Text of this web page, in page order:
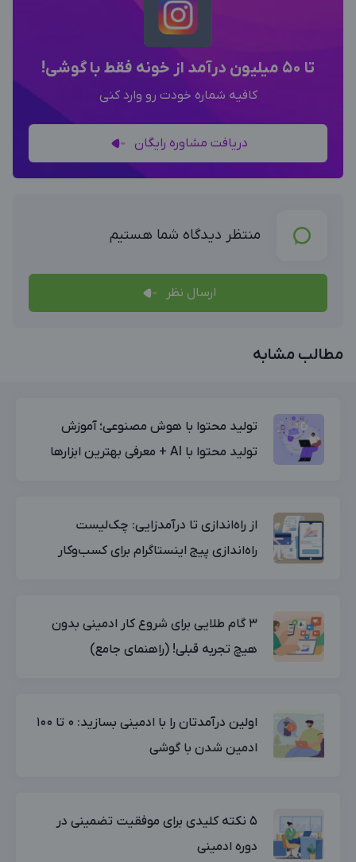
تا 50 میلیون درآمد از خونه فقط با گوشی!
کافیه شماره خودت رو وارد کنی
دریافت مشاوره رایگان
منتظر دیدگاه شما هستیم
ارسال نظر
مطالب مشابه
تولید محتوا با هوش مصنوعی؛ آموزش
تولید محتوا با AI + معرفی بهترین ابزارها
از راه‌اندازی تا درآمدزایی: چک‌لیست
راه‌اندازی پیج اینستاگرام برای کسب‌وکار
۳ گام طلایی برای شروع کار ادمینی بدون
هیچ تجربه قبلی! (راهنمای جامع)
اولین درآمدتان را با ادمینی بسازید: ۰ تا ۱۰۰
ادمین شدن با گوشی
۵ نکته کلیدی برای موفقیت تضمینی در
دوره ادمینی